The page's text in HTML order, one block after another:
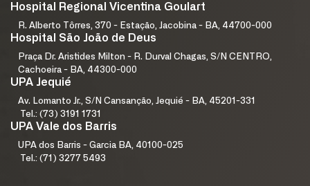
Hospital Regional Vicentina Goulart
R. Alberto Tôrres, 370 - Estação, Jacobina - BA, 44700-000
Hospital São João de Deus
Praça Dr. Aristides Milton - R. Durval Chagas, S/N CENTRO,
Cachoeira - BA, 44300-000
UPA Jequié
Av. Lomanto Jr., S/N Cansanção, Jequié - BA, 45201-331
Tel.: (73) 3191 1731
UPA Vale dos Barris
UPA dos Barris - Garcia BA, 40100-025
Tel.: (71) 3277 5493